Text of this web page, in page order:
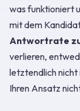
was funktioniert
mit dem
Antwortrate
verlieren,
letztendlich nicht
Ihren Ansatz